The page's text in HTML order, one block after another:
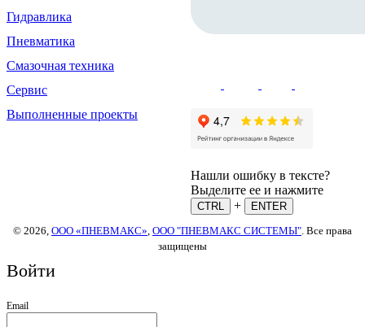
Гидравлика
Пневматика
Смазочная техника
Сервис
Выполненные проекты
Нашли ошибку в тексте?
Выделите ее и нажмите
CTRL +
ENTER
© 2026, ООО «ПНЕВМАКС», ООО "ПНЕВМАКС СИСТЕМЫ". Все права
защищены
Войти
Email